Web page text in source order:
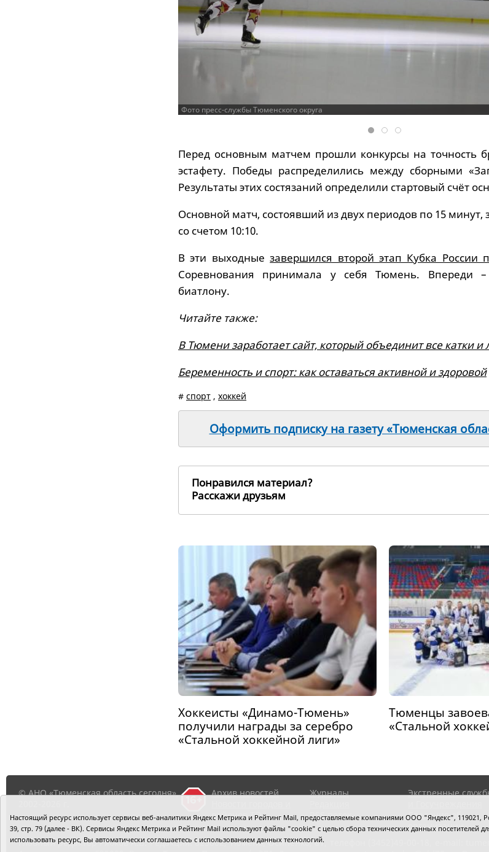
Фото пресс-службы Тюменского округа
Перед основным матчем прошли конкурсы на точность
эстафету. Победы распределились между сборными
Результаты этих состязаний определили стартовый счёт
Основной матч, состоявший из двух периодов по 15
со счетом 10:10.
В эти выходныезавершился второй этап Кубка
Соревнования принимала у себя Тюмень. Впереди
биатлону.
Читайте также:
В Тюмени заработает сайт, который объединит все катки
Беременность и спорт: как оставаться активной и здоровой
# спорт , хоккей
Оформить подписку на газету «Тюменская
Понравился материал?
Расскажи друзьям
Хоккеисты «Динамо-Тюмень»
получили награды за серебро
«Стальной хоккейной лиги»
Тюменцы
«Стальной
© АНО «Тюменская область сегодня»,
Архив новостей
районов ТО
Журналы
RSS поток
Экстренные
Сведения об
организации
Главный редактор Рябков А.В. Редакция: 625002, Тюмень, Осипенко, 81,
Настоящий ресурс использует сервисы веб-аналитики Яндекс Метрика и Рейтинг Mail, предоставляемые компаниями ООО "Яндекс",
39, стр. 79 (далее - ВК). Сервисы Яндекс Метрика и Рейтинг Mail используют файлы "cookie" с целью сбора технических данных посетителей
использовать ресурс, Вы автоматически соглашаетесь с использованием данных технологий.